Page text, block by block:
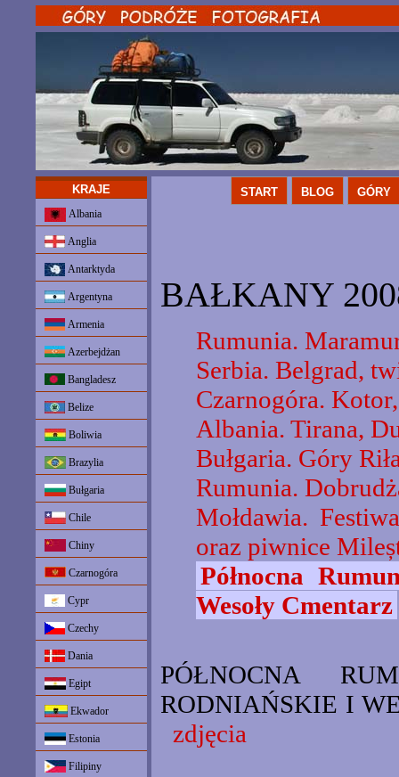
START BLOG GÓRY
KRAJE
Albania
Anglia
Antarktyda
Argentyna
Armenia
Azerbejdżan
Bangladesz
Belize
Boliwia
Brazylia
Bułgaria
Chile
Chiny
Czarnogóra
Cypr
Czechy
Dania
Egipt
Ekwador
Estonia
Filipiny
BAŁKANY
Rumunia.
Serbia. Belgrad,
Czarnogóra.
Albania. Tirana,
Bułgaria. Góry
Rumunia.
Mołdawia.
oraz piwnice
Północna
Wesoły Cmentarz
PÓŁNOCNA
RODNIAŃSKIE I
zdjęcia